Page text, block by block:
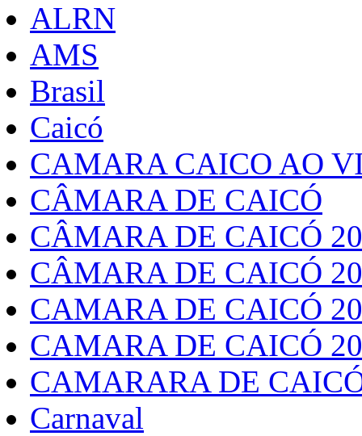
ALRN
AMS
Brasil
Caicó
CAMARA CAICO AO
CÂMARA DE CAICÓ
CÂMARA DE CAICÓ
CÂMARA DE CAICÓ
CAMARA DE CAICÓ
CAMARA DE CAICÓ
CAMARARA DE
Carnaval